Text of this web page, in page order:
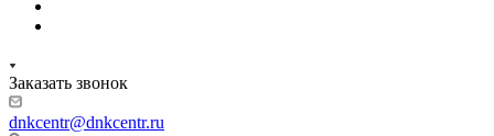
Заказать звонок
dnkcentr@dnkcentr.ru